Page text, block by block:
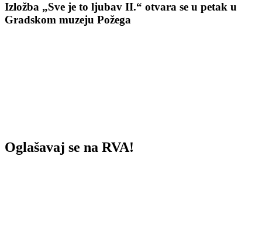
Izložba „Sve je to ljubav II.“ otvara se u petak u
Gradskom muzeju Požega
Oglašavaj se na RVA!